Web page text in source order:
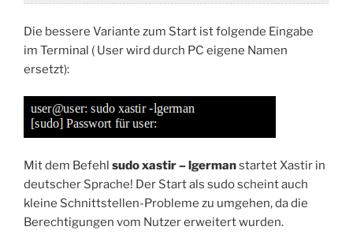
Die bessere Variante zum Start ist folgende Eingabe
im Terminal ( User wird durch PC eigene Namen
ersetzt):
Mit dem Befehl sudo xastir – lgermanstartet Xastir in
deutscher Sprache! Der Start als sudo scheint auch
kleine Schnittstellen-Probleme zu umgehen, da die
Berechtigungen vom Nutzer erweitert wurden.